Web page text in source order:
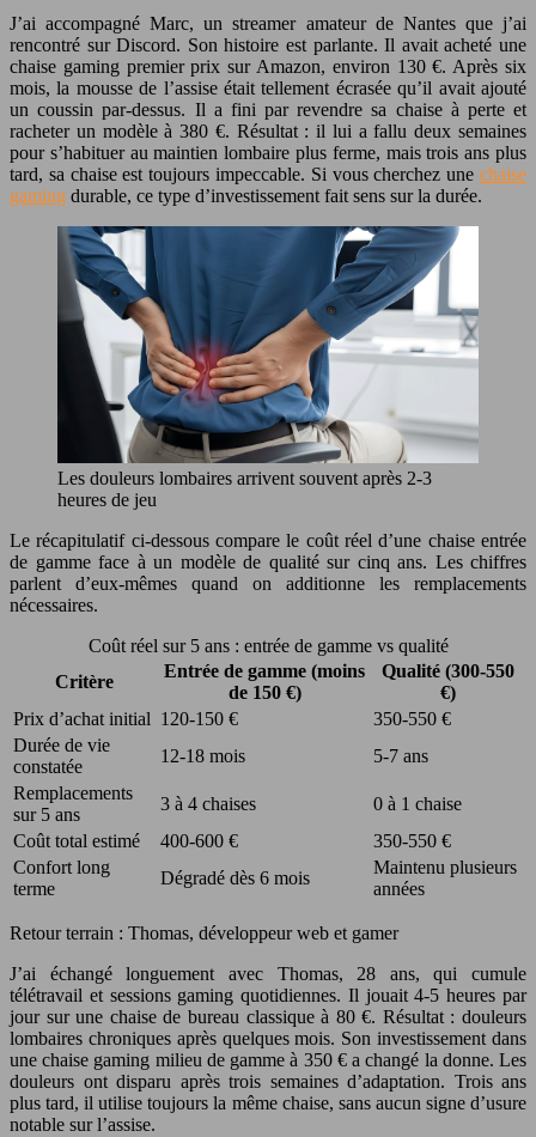
J’ai accompagné Marc, un streamer amateur de Nantes que j’ai
rencontré sur Discord. Son histoire est parlante. Il avait acheté une
chaise gaming premier prix sur Amazon, environ 130 €. Après six
mois, la mousse de l’assise était tellement écrasée qu’il avait ajouté
un coussin par-dessus. Il a fini par revendre sa chaise à perte et
racheter un modèle à 380 €. Résultat : il lui a fallu deux semaines
pour s’habituer au maintien lombaire plus ferme, mais trois ans plus
tard, sa chaise est toujours impeccable. Si vous cherchez une chaise
gaming durable, ce type d’investissement fait sens sur la durée.
Les douleurs lombaires arrivent souvent après 2-3
heures de jeu
Le récapitulatif ci-dessous compare le coût réel d’une chaise entrée
de gamme face à un modèle de qualité sur cinq ans. Les chiffres
parlent d’eux-mêmes quand on additionne les remplacements
nécessaires.
Coût réel sur 5 ans : entrée de gamme vs qualité
Critère
Entrée de gamme (moins
de 150 €)
Qualité (300-550
€)
Prix d’achat initial 120-150 €
350-550 €
Durée de vie
constatée
12-18 mois
5-7 ans
Remplacements
sur 5 ans
3 à 4 chaises
0 à 1 chaise
Coût total estimé
400-600 €
350-550 €
Confort long
terme
Dégradé dès 6 mois
Maintenu plusieurs
années
Retour terrain : Thomas, développeur web et gamer
J’ai échangé longuement avec Thomas, 28 ans, qui cumule
télétravail et sessions gaming quotidiennes. Il jouait 4-5 heures par
jour sur une chaise de bureau classique à 80 €. Résultat : douleurs
lombaires chroniques après quelques mois. Son investissement dans
une chaise gaming milieu de gamme à 350 € a changé la donne. Les
douleurs ont disparu après trois semaines d’adaptation. Trois ans
plus tard, il utilise toujours la même chaise, sans aucun signe d’usure
notable sur l’assise.